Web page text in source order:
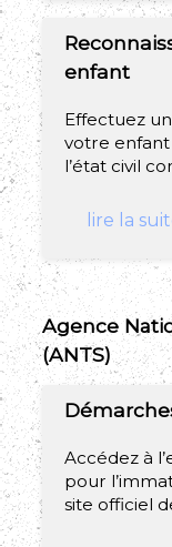
enfant
Effectuez
votre enfant
l’état civil
lire la
Agence
(ANTS)
Accédez à
pour
site officiel